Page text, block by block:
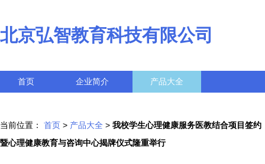
北京弘智教育科技有限公司
首页 企业简介 产品大全
当前位置： 首页 > 产品大全 > 我校学生心理健康服务医教结合项目签约
暨心理健康教育与咨询中心揭牌仪式隆重举行